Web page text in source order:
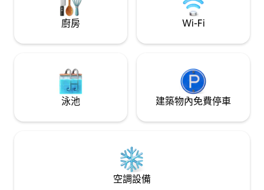
廚房 Wi-Fi
泳池 建築物內免費停車
空調設備